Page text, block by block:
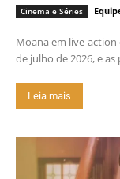
Cinema e Séries
Moana em live-action
de julho de 2026, e
Leia mais